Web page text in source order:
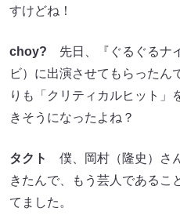
すけどね！
choy? 先日、『ぐるぐるナ
ビ）に出演させてもらったん
りも「クリティカルヒット」
きそうになったよね？
タクト
僕、岡村（隆史）さ
きたんで、もう芸人であるこ
てました。